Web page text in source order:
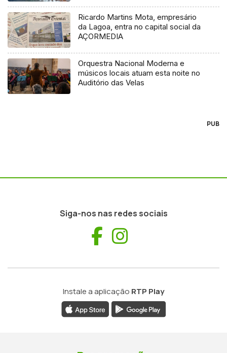
Ricardo Martins Mota, empresário
da Lagoa, entra no capital social da
AÇORMEDIA
Orquestra Nacional Moderna e
músicos locais atuam esta noite no
Auditório das Velas
PUB
Siga-nos nas redes sociais
Facebook
Instale a aplicação RTP Play